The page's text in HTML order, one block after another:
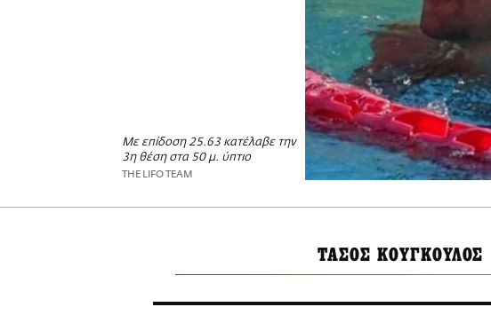
Με επίδοση 25.63 κατέλαβε την
3η θέση στα 50 μ. ύπτιο
THE LIFO TEAM
ΤΑΣΟΣ ΚΟΥΓΚΟΥΛΟΣ